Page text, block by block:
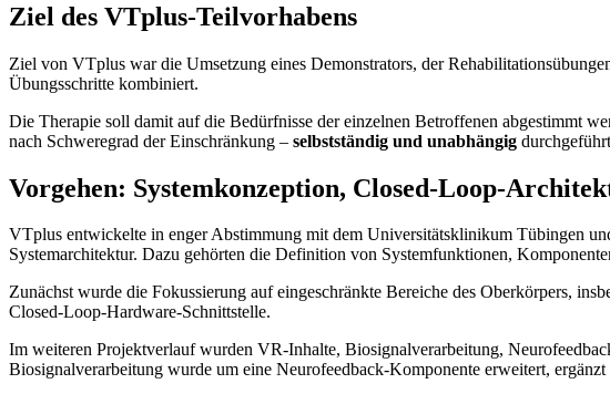
Ziel des VTplus-Teilvorhabens
Ziel von VTplus war die Umsetzung eines Demonstrators, der
Übungsschritte kombiniert.
Die Therapie soll damit auf die Bedürfnisse der einzelnen Betroffenen abgestimmt
nach Schweregrad der Einschränkung – selbstständig und unabhängig
Vorgehen: Systemkonzeption, Closed-Loop-
VTplus entwickelte in enger Abstimmung mit dem Universitätsklinikum Tübingen
Systemarchitektur. Dazu gehörten die Definition von Systemfunktionen,
Zunächst wurde die Fokussierung auf eingeschränkte Bereiche des Oberkörpers,
Closed-Loop-Hardware-Schnittstelle.
Im weiteren Projektverlauf wurden VR-Inhalte, Biosignalverarbeitung,
Biosignalverarbeitung wurde um eine Neurofeedback-Komponente erweitert,